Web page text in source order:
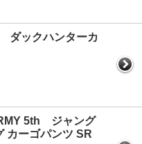
ックハンターカ
5th ジャング
カーゴパンツ SR